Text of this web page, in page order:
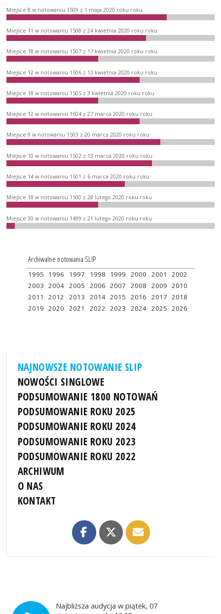
Miejsce 8 w notowaniu 1509 z 1 maja 2020 roku roku
Miejsce 11 w notowaniu 1508 z 24 kwietnia 2020 roku roku
Miejsce 18 w notowaniu 1507 z 17 kwietnia 2020 roku roku
Miejsce 12 w notowaniu 1506 z 13 kwietnia 2020 roku roku
Miejsce 18 w notowaniu 1505 z 3 kwietnia 2020 roku roku
Miejsce 12 w notowaniu 1504 z 27 marca 2020 roku roku
Miejsce 9 w notowaniu 1503 z 20 marca 2020 roku roku
Miejsce 10 w notowaniu 1502 z 13 marca 2020 roku roku
Miejsce 14 w notowaniu 1501 z 6 marca 2020 roku roku
Miejsce 18 w notowaniu 1500 z 28 lutego 2020 roku roku
Miejsce 30 w notowaniu 1499 z 21 lutego 2020 roku roku
Archiwalne notowania SLIP
1995 1996 1997 1998 1999 2000 2001
2002
2003 2004 2005 2006 2007 2008 2009 2010
2011
2012 2013 2014 2015 2016 2017 2018
2019 2020 2021 2022 2023 2024 2025 2026
NAJNOWSZE NOTOWANIE SLIP
NOWOŚCI SINGLOWE
PODSUMOWANIE 1800 NOTOWAŃ
PODSUMOWANIE ROKU 2025
PODSUMOWANIE ROKU 2024
PODSUMOWANIE ROKU 2023
PODSUMOWANIE ROKU 2022
ARCHIWUM
O NAS
KONTAKT
Najbliższa audycja w piątek, 07